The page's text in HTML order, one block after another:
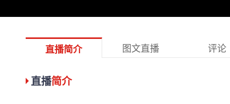
直播简介 图文直播 评论
直播简介